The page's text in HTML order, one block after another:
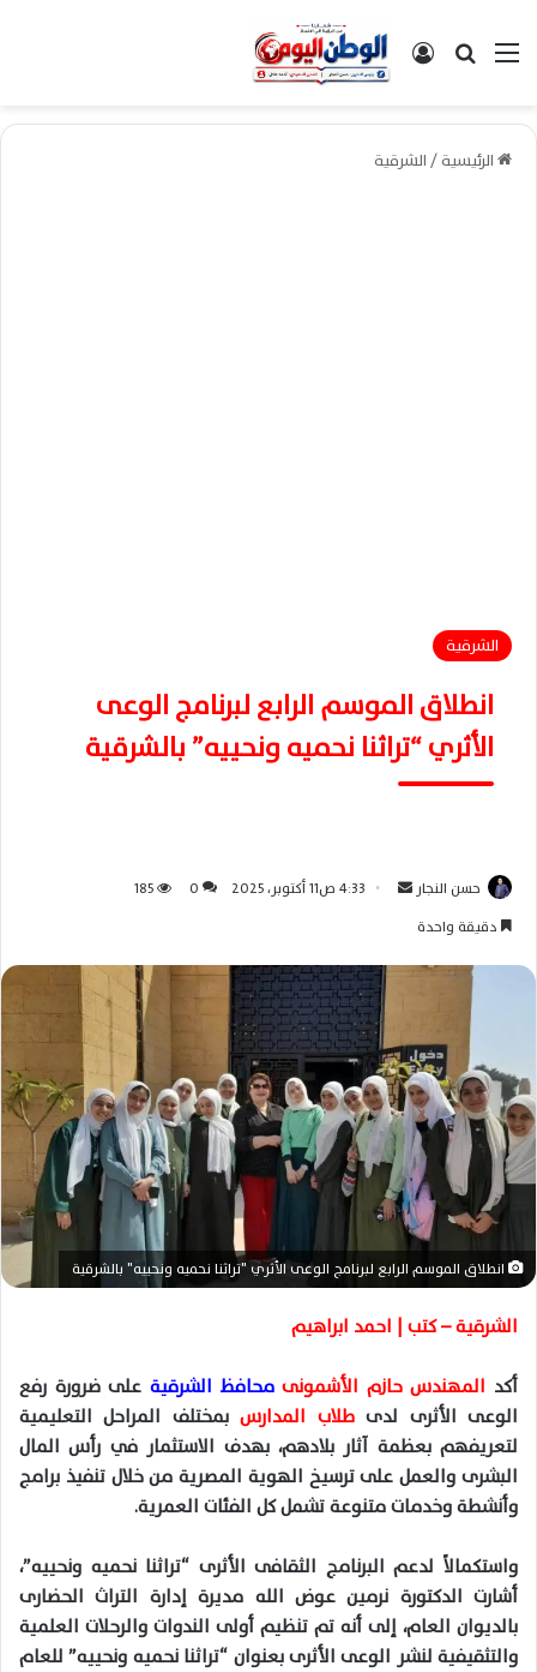
القائمةبحث عن تسجيل الدخول
الرئيسية/الشرقية
الشرقية
انطلاق الموسم الرابع لبرنامج الوعى
الأثري “تراثنا نحميه ونحييه” بالشرقية
حسن النجار
ر
ي
د
ا
إ
ل
ك
ر
و
ا
4:33 ص11 أكتوبر، 2025 0
185
دقيقة واحدة
انطلاق الموسم الرابع لبرنامج الوعى الأثري "تراثنا نحميه ونحييه" بالشرقية
الشرقية – كتب | احمد ابراهيم
أكد المهندس حازم الأشمونى محافظ الشرقية على ضرورة رفع
الوعى الأثرى لدىطلاب المدارسبمختلف المراحل التعليمية
لتعريفهم بعظمة آثار بلادهم، بهدف الاستثمار في رأس المال
البشرى والعمل على ترسيخ الهوية المصرية من خلال تنفيذ برامج
وأنشطة وخدمات متنوعة تشمل كل الفئات العمرية.
واستكمالاً لدعم البرنامج الثقافى الأثرى “تراثنا نحميه ونحييه”،
أشارت الدكتورة نرمين عوض الله مديرة إدارة التراث الحضارى
بالديوان العام، إلى أنه تم تنظيم أولى الندوات والرحلات العلمية
والتثقيفية لنشر الوعى الأثرى بعنوان “تراثنا نحميه ونحييه” للعام